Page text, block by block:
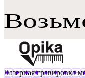
Лазерная гравировка